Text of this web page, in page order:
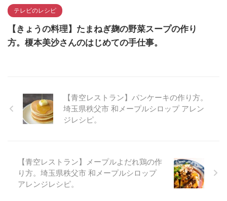
テレビのレシピ
【きょうの料理】たまねぎ麹の野菜スープの作り
方。榎本美沙さんのはじめての手仕事。
【青空レストラン】パンケーキの作り方。
埼玉県秩父市 和メープルシロップ アレン
ジレシピ。
【青空レストラン】メープルよだれ鶏の作
り方。埼玉県秩父市 和メープルシロップ
アレンジレシピ。